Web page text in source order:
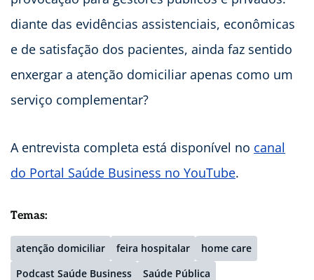
diante das evidências assistenciais, econômicas
e de satisfação dos pacientes, ainda faz sentido
enxergar a atenção domiciliar apenas como um
serviço complementar?
A entrevista completa está disponível no canal
do Portal Saúde Business no YouTube.
Temas:
atenção domiciliar feira hospitalar
home care
Podcast Saúde Business
Saúde Pública